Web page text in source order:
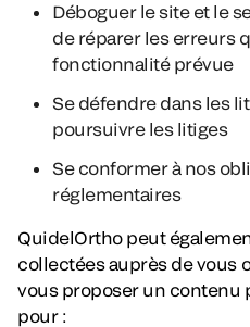
Déboguer le site et le
de réparer les erreurs
fonctionnalité prévue
Se défendre dans les
poursuivre les litiges
Se conformer à nos
réglementaires
QuidelOrtho peut
collectées auprès de vous
vous proposer un contenu
pour :